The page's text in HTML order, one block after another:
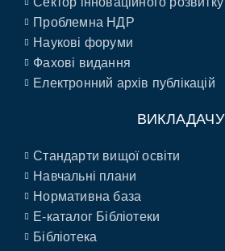
Проблемна НДР
Наукові форуми
Фахові видання
Електронний архів публікацій
ВИКЛАДАЧУ
Стандарти вищої освіти
Навчальні плани
Нормативна база
E-каталог Бібліотеки
Бібліотека